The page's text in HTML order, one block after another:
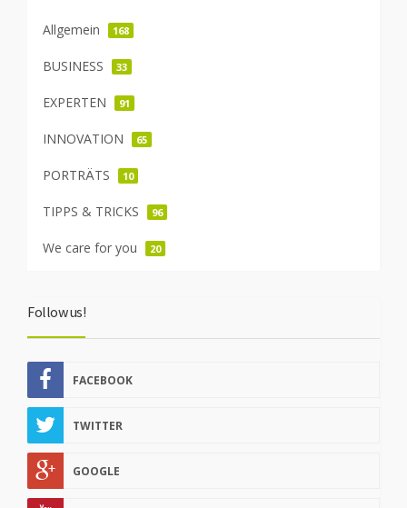
Allgemein 168
BUSINESS 33
EXPERTEN 91
INNOVATION 65
PORTRÄTS 10
TIPPS & TRICKS 96
We care for you 20
Follow us!
FACEBOOK
TWITTER
GOOGLE